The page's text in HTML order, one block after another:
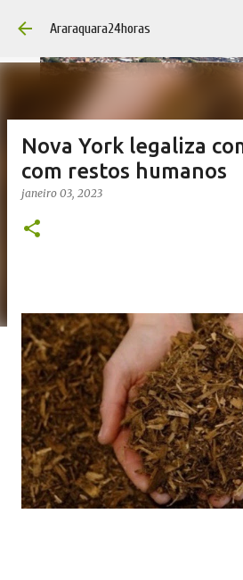
Pular para o conteúdo
Araraquara24horas
Nova York legaliza
com restos humanos
janeiro 03, 2023